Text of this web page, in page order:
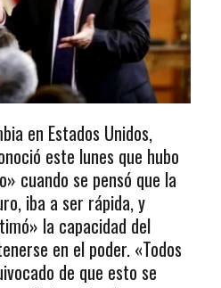
en Estados Unidos,
este lunes que hubo
cuando se pensó que la
iba a ser rápida, y
la capacidad del
en el poder. «Todos
de que esto se